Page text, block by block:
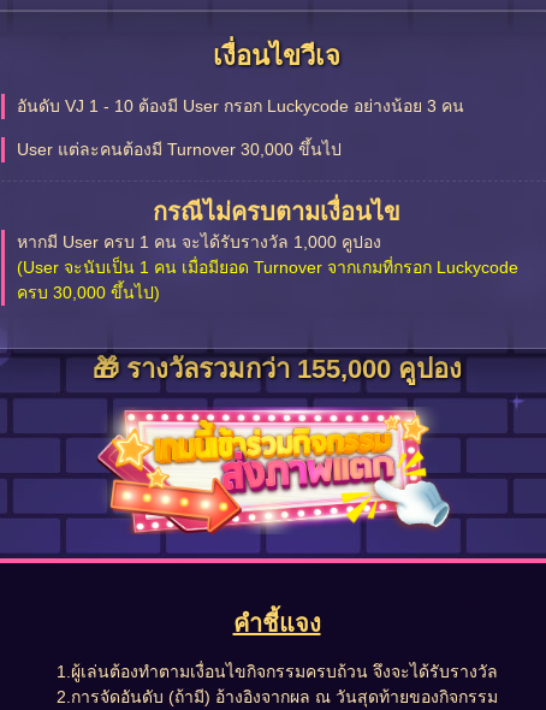
เงื่อนไขวีเจ
อันดับ VJ 1 - 10 ต้องมี User กรอก Luckycode อย่างน้อย 3 คน
User แต่ละคนต้องมี Turnover 30,000 ขึ้นไป
กรณีไม่ครบตามเงื่อนไข
หากมี User ครบ 1 คน จะได้รับรางวัล 1,000 คูปอง
(User จะนับเป็น 1 คน เมื่อมียอด Turnover จากเกมที่กรอก Luckycode
ครบ 30,000 ขึ้นไป)
🎁 รางวัลรวมกว่า 155,000 คูปอง
คำชี้แจง
1.ผู้เล่นต้องทำตามเงื่อนไขกิจกรรมครบถ้วน จึงจะได้รับรางวัล
2.การจัดอันดับ (ถ้ามี) อ้างอิงจากผล ณ วันสุดท้ายของกิจกรรม